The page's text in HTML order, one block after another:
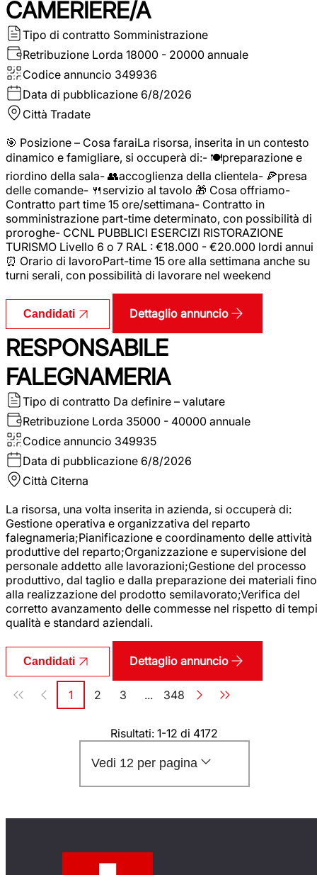
CAMERIERE/A
Tipo di contratto Somministrazione
Retribuzione Lorda 18000 - 20000 annuale
Codice annuncio 349936
Data di pubblicazione 6/8/2026
Città Tradate
🎯 Posizione – Cosa faraiLa risorsa, inserita in un contesto
dinamico e famigliare, si occuperà di:- 🍽️preparazione e
riordino della sala- 👥accoglienza della clientela- 🍕presa
delle comande- 🍴servizio al tavolo 🎁 Cosa offriamo-
Contratto part time 15 ore/settimana- Contratto in
somministrazione part-time determinato, con possibilità di
proroghe- CCNL PUBBLICI ESERCIZI RISTORAZIONE
TURISMO Livello 6 o 7 RAL : €18.000 - €20.000 lordi annui
⏰ Orario di lavoroPart-time 15 ore alla settimana anche su
turni serali, con possibilità di lavorare nel weekend
Candidati Dettaglio annuncio
RESPONSABILE
FALEGNAMERIA
Tipo di contratto Da definire – valutare
Retribuzione Lorda 35000 - 40000 annuale
Codice annuncio 349935
Data di pubblicazione 6/8/2026
Città Citerna
La risorsa, una volta inserita in azienda, si occuperà di:
Gestione operativa e organizzativa del reparto
falegnameria;Pianificazione e coordinamento delle attività
produttive del reparto;Organizzazione e supervisione del
personale addetto alle lavorazioni;Gestione del processo
produttivo, dal taglio e dalla preparazione dei materiali fino
alla realizzazione del prodotto semilavorato;Verifica del
corretto avanzamento delle commesse nel rispetto di
qualità e standard aziendali.
Candidati Dettaglio annuncio
Paginazione
Pagina
1 Pagina
2 Pagina
3 ... Pagina
348
Risultati: 1-12 di 4172
Vedi 12 per pagina